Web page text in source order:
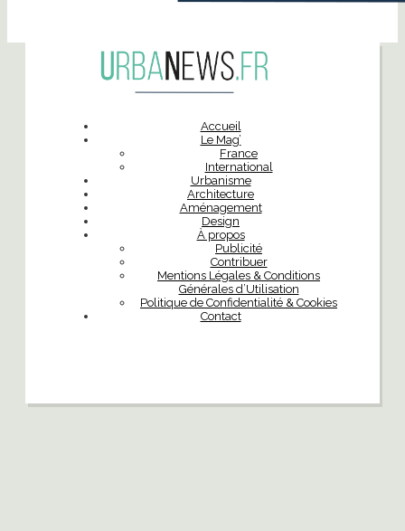
Accueil
Le Mag’
France
International
Urbanisme
Architecture
Aménagement
Design
À propos
Publicité
Contribuer
Mentions Légales & Conditions
Générales d’Utilisation
Politique de Confidentialité & Cookies
Contact